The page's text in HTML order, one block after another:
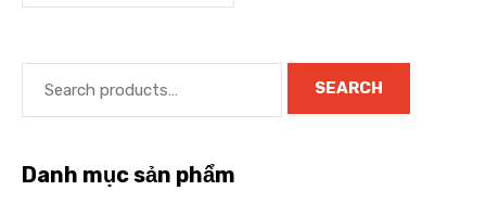
SEARCH
Danh mục sản phẩm